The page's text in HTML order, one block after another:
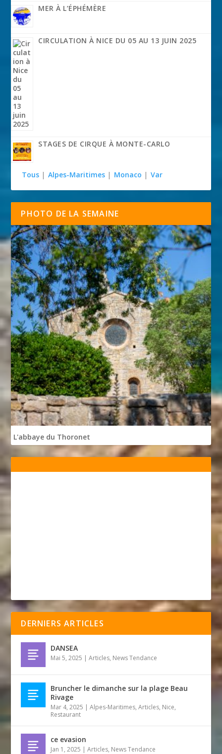
MER À L’ÉPHÉMÈRE
CIRCULATION À NICE DU 05 AU 13 JUIN 2025
STAGES DE CIRQUE À MONTE-CARLO
Tous | Alpes-Maritimes | Monaco | Var
PHOTO DE LA SEMAINE
L'abbaye du Thoronet
DERNIERS ARTICLES
DANSEA
Mai 5, 2025 |Articles, News Tendance
Bruncher le dimanche sur la plage Beau
Rivage
Mar 4, 2025 |Alpes-Maritimes,Articles, Nice,
Restaurant
ce evasion
Jan 1, 2025 |Articles, News Tendance